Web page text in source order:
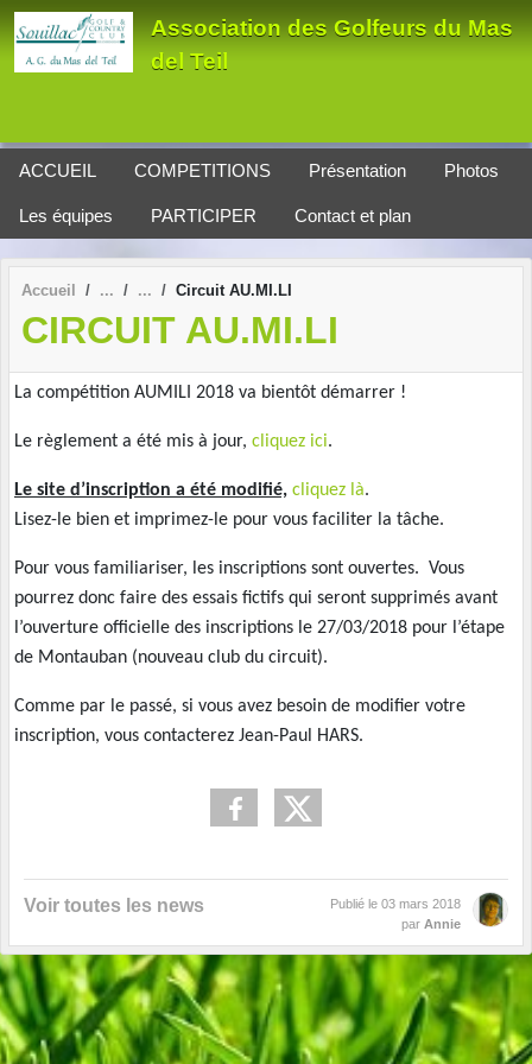
Association des Golfeurs du Mas
del Teil
ACCUEIL COMPETITIONS Présentation Photos
Les équipes PARTICIPER Contact et plan
Accueil Circuit AU.MI.LI
CIRCUIT AU.MI.LI
La compétition AUMILI 2018 va bientôt démarrer !
Le règlement a été mis à jour, cliquez ici.
Le site d’inscription a été modifié, cliquez là.
Lisez-le bien et imprimez-le pour vous faciliter la tâche.
Pour vous familiariser, les inscriptions sont ouvertes. Vous
pourrez donc faire des essais fictifs qui seront supprimés avant
l’ouverture officielle des inscriptions le 27/03/2018 pour l’étape
de Montauban (nouveau club du circuit).
Comme par le passé, si vous avez besoin de modifier votre
inscription, vous contacterez Jean-Paul HARS.
Voir toutes les news Publié le 03 mars 2018
par Annie
Panneau de gestion des cookies